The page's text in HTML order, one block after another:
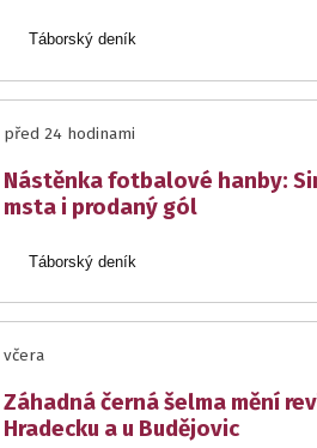
Táborský deník
před 24 hodinami
Nástěnka fotbalové hanby:
msta i prodaný gól
Táborský deník
včera
Záhadná černá šelma mění
Hradecku a u Budějovic